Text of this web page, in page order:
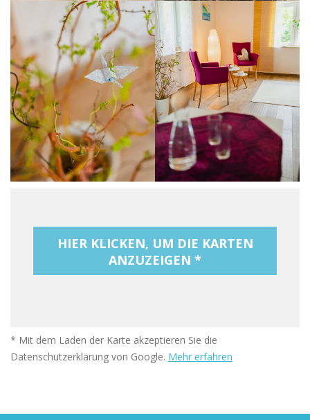
HIER KLICKEN, UM DIE KARTEN
ANZUZEIGEN *
* Mit dem Laden der Karte akzeptieren Sie die
Datenschutzerklärung von Google. Mehr erfahren